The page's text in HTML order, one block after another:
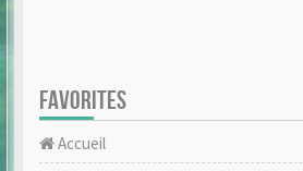
FAVORITES
Accueil